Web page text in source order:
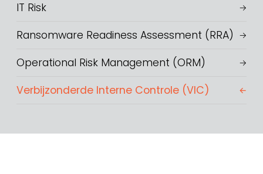
IT Risk
Ransomware Readiness Assessment (RRA)
Operational Risk Management (ORM)
Verbijzonderde Interne Controle (VIC)